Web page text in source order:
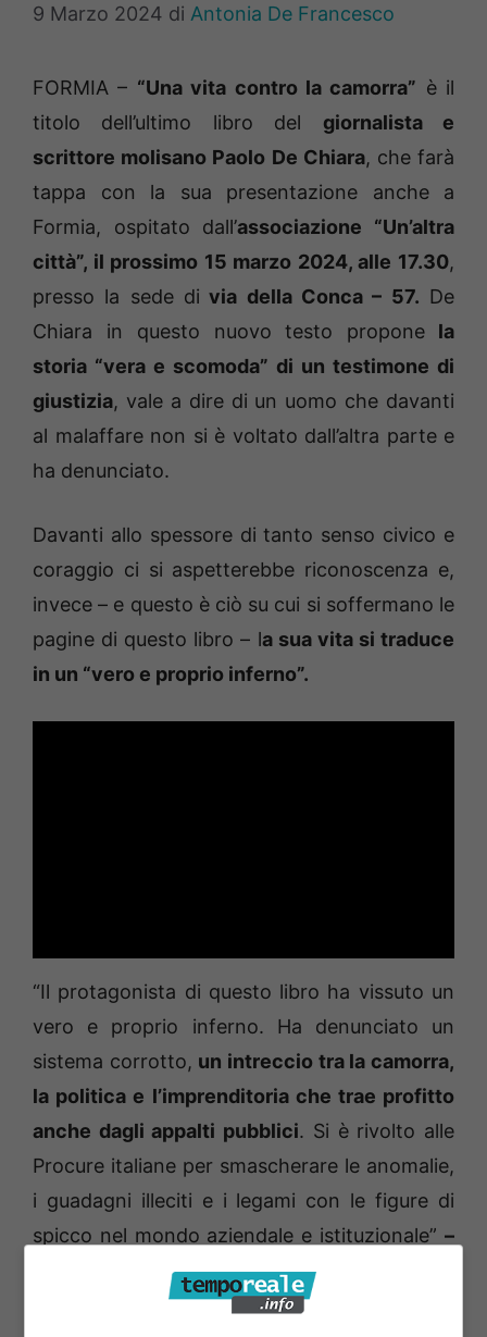
9 Marzo 2024 di Antonia De Francesco
FORMIA – “Una vita contro la camorra” è il
titolo dell’ultimo libro del giornalista e
scrittore molisano Paolo De Chiara, che farà
tappa con la sua presentazione anche a
Formia, ospitato dall’associazione “Un’altra
città”, il prossimo 15 marzo 2024, alle 17.30,
presso la sede di via della Conca – 57. De
Chiara in questo nuovo testo propone la
storia “vera e scomoda” di un testimone di
giustizia, vale a dire di un uomo che davanti
al malaffare non si è voltato dall’altra parte e
ha denunciato.
Davanti allo spessore di tanto senso civico e
coraggio ci si aspetterebbe riconoscenza e,
invece – e questo è ciò su cui si soffermano le
pagine di questo libro – la sua vita si traduce
in un “vero e proprio inferno”.
“Il protagonista di questo libro ha vissuto un
vero e proprio inferno. Ha denunciato un
sistema corrotto, un intreccio tra la camorra,
la politica e l’imprenditoria che trae profitto
anche dagli appalti pubblici. Si è rivolto alle
Procure italiane per smascherare le anomalie,
i guadagni illeciti e i legami con le figure di
spicco nel mondo aziendale e istituzionale” –
si legge nella sinossi che accompagna il
libro, con la prefazione del giornalista Rai,